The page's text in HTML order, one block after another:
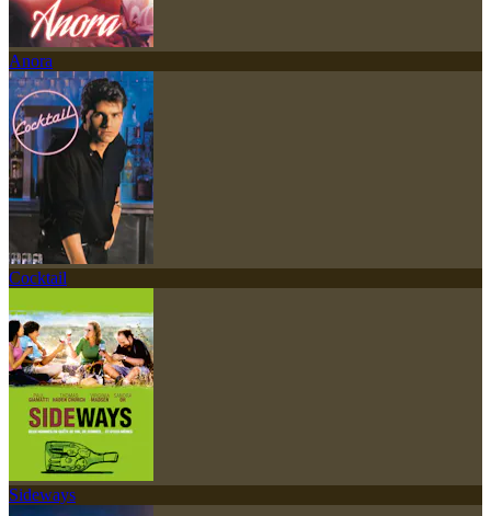
Anora
Cocktail
Sideways